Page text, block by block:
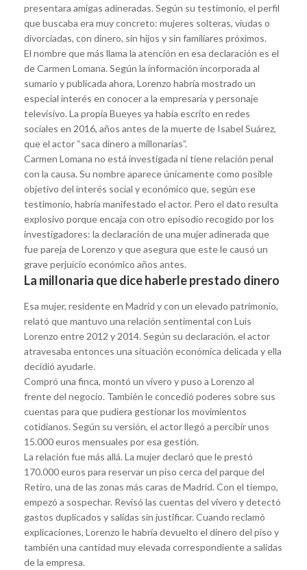
presentara amigas adineradas. Según su testimonio, el perfil
que buscaba era muy concreto: mujeres solteras, viudas o
divorciadas, con dinero, sin hijos y sin familiares próximos.
El nombre que más llama la atención en esa declaración es el
de Carmen Lomana. Según la información incorporada al
sumario y publicada ahora, Lorenzo habría mostrado un
especial interés en conocer a la empresaria y personaje
televisivo. La propia Bueyes ya había escrito en redes
sociales en 2016, años antes de la muerte de Isabel Suárez,
que el actor “saca dinero a millonarias”.
Carmen Lomana no está investigada ni tiene relación penal
con la causa. Su nombre aparece únicamente como posible
objetivo del interés social y económico que, según ese
testimonio, habría manifestado el actor. Pero el dato resulta
explosivo porque encaja con otro episodio recogido por los
investigadores: la declaración de una mujer adinerada que
fue pareja de Lorenzo y que asegura que este le causó un
grave perjuicio económico años antes.
La millonaria que dice haberle prestado dinero
Esa mujer, residente en Madrid y con un elevado patrimonio,
relató que mantuvo una relación sentimental con Luis
Lorenzo entre 2012 y 2014. Según su declaración, el actor
atravesaba entonces una situación económica delicada y ella
decidió ayudarle.
Compró una finca, montó un vivero y puso a Lorenzo al
frente del negocio. También le concedió poderes sobre sus
cuentas para que pudiera gestionar los movimientos
cotidianos. Según su versión, el actor llegó a percibir unos
15.000 euros mensuales por esa gestión.
La relación fue más allá. La mujer declaró que le prestó
170.000 euros para reservar un piso cerca del parque del
Retiro, una de las zonas más caras de Madrid. Con el tiempo,
empezó a sospechar. Revisó las cuentas del vivero y detectó
gastos duplicados y salidas sin justificar. Cuando reclamó
explicaciones, Lorenzo le habría devuelto el dinero del piso y
también una cantidad muy elevada correspondiente a salidas
de la empresa.